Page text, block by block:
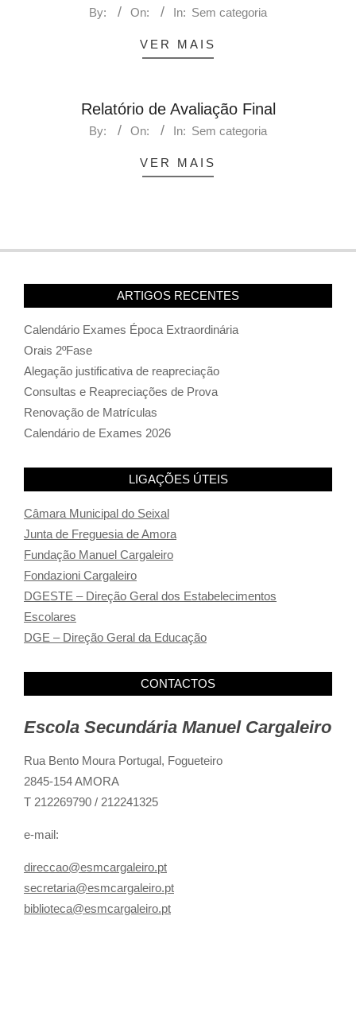
By: On: In: Sem categoria
VER MAIS
Relatório de Avaliação Final
By: On: In: Sem categoria
VER MAIS
ARTIGOS RECENTES
Calendário Exames Época Extraordinária
Orais 2ºFase
Alegação justificativa de reapreciação
Consultas e Reapreciações de Prova
Renovação de Matrículas
Calendário de Exames 2026
LIGAÇÕES ÚTEIS
Câmara Municipal do Seixal
Junta de Freguesia de Amora
Fundação Manuel Cargaleiro
Fondazioni Cargaleiro
DGESTE – Direção Geral dos Estabelecimentos
Escolares
DGE – Direção Geral da Educação
CONTACTOS
Escola Secundária Manuel Cargaleiro
Rua Bento Moura Portugal, Fogueteiro
2845-154 AMORA
T 212269790 / 212241325
e-mail:
direccao@esmcargaleiro.pt
secretaria@esmcargaleiro.pt
biblioteca@esmcargaleiro.pt